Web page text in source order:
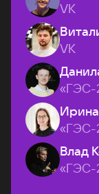
VK
VK
«ГЭС-
«ГЭС-
Влад
«ГЭС-